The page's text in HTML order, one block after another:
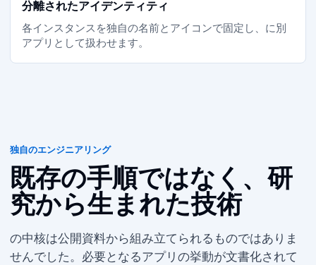
分離された Dock アイデンティティ
各インスタンスを独自の名前とアイコンで固定し、macOS に別
アプリとして扱わせます。
独自の MACOS エンジニアリング
既存の手順ではなく、研
究から生まれた技術
Parall の中核は公開資料から組み立てられるものではありま
せんでした。必要となるアプリの挙動が文書化されて